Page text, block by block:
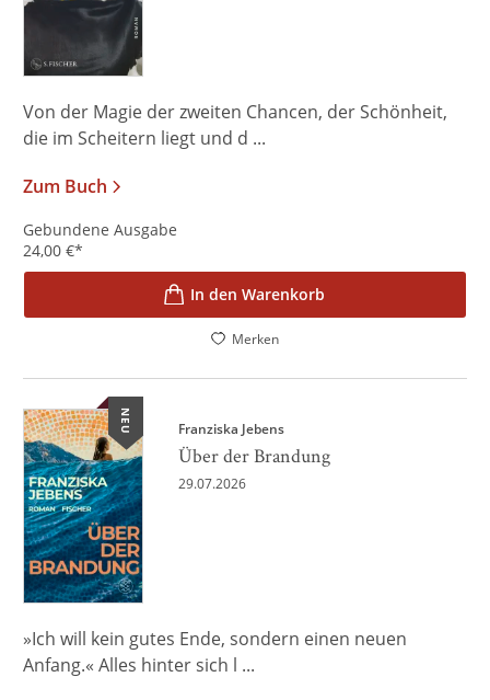
Von der Magie der zweiten Chancen, der Schönheit,
die im Scheitern liegt und d ...
Zum Buch
Gebundene Ausgabe
24,00 €*
In den Warenkorb
Merken
NEU Franziska Jebens
Über der Brandung
29.07.2026
»Ich will kein gutes Ende, sondern einen neuen
Anfang.« Alles hinter sich l ...